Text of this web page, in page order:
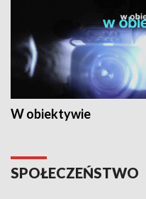
W obiektywie
SPOŁECZEŃSTWO